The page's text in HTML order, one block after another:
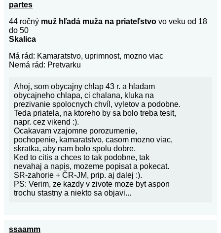
partes
44 ročný muž hľadá muža na priateľstvo vo veku od 18
do 50
Skalica
Má rád: Kamaratstvo, uprimnost, mozno viac
Nemá rád: Pretvarku
Ahoj, som obycajny chlap 43 r. a hladam
obycajneho chlapa, ci chalana, kluka na
prezivanie spolocnych chvíl, vyletov a podobne.
Teda priatela, na ktoreho by sa bolo treba tesit,
napr. cez vikend :).
Ocakavam vzajomne porozumenie,
pochopenie, kamaratstvo, casom mozno viac,
skratka, aby nam bolo spolu dobre.
Ked to citis a chces to tak podobne, tak
nevahaj a napis, mozeme popisat a pokecat.
SR-zahorie + ČR-JM, prip. aj dalej :).
PS: Verim, ze kazdy v zivote moze byt aspon
trochu stastny a niekto sa objavi...
ssaamm